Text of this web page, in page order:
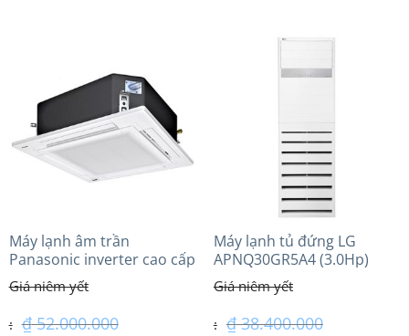
₫ 59.900.000.
Máy lạnh âm trần
Panasonic inverter cao cấp
(5.0Hp) S-3448PU3HA/U-
43PRH1H8 – 3 Pha
₫52.000.000
Máy lạnh tủ đứng LG
APNQ30GR5A4 (3.0Hp)
Inverter
₫38.400.000